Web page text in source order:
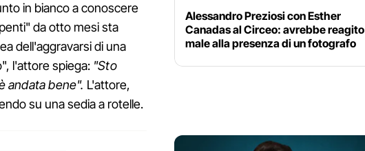
in bianco a conoscere
da otto mesi sta
dell'aggravarsi di una
l'attore spiega: "Sto
andata bene". L'attore,
su una sedia a rotelle.
Alessandro Preziosi con Esther
Canadas al Circeo: avrebbe reagito
male alla presenza di un fotografo